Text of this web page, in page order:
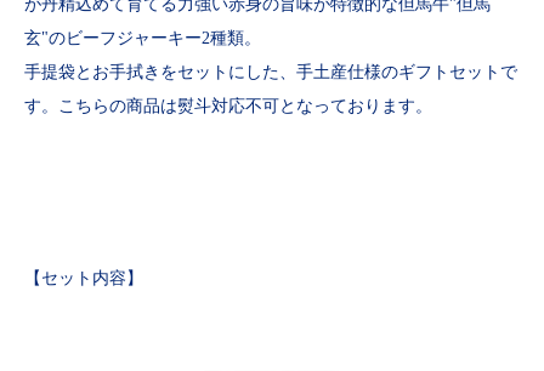
が丹精込めて育てる力強い赤身の旨味が特徴的な但馬牛"但馬
玄"のビーフジャーキー2種類。
手提袋とお手拭きをセットにした、手土産仕様のギフトセットで
す。こちらの商品は熨斗対応不可となっております。
【セット内容】